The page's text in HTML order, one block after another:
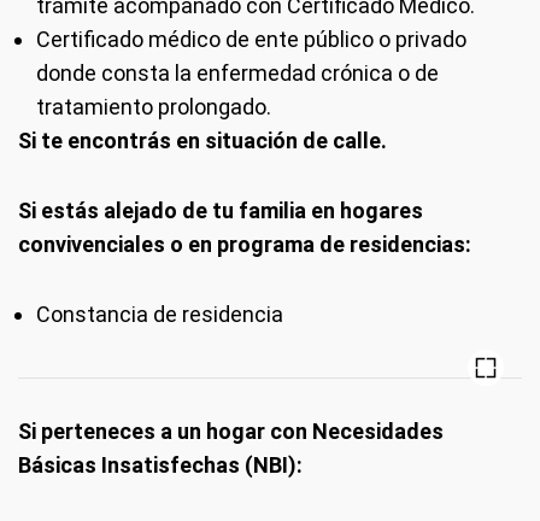
trámite acompañado con Certificado Médico.
Certificado médico de ente público o privado
donde consta la enfermedad crónica o de
tratamiento prolongado.
Si te encontrás en situación de calle.
Si estás alejado de tu familia en hogares
convivenciales o en programa de residencias:
Constancia de residencia
Si perteneces a un hogar con Necesidades
Básicas Insatisfechas (NBI):